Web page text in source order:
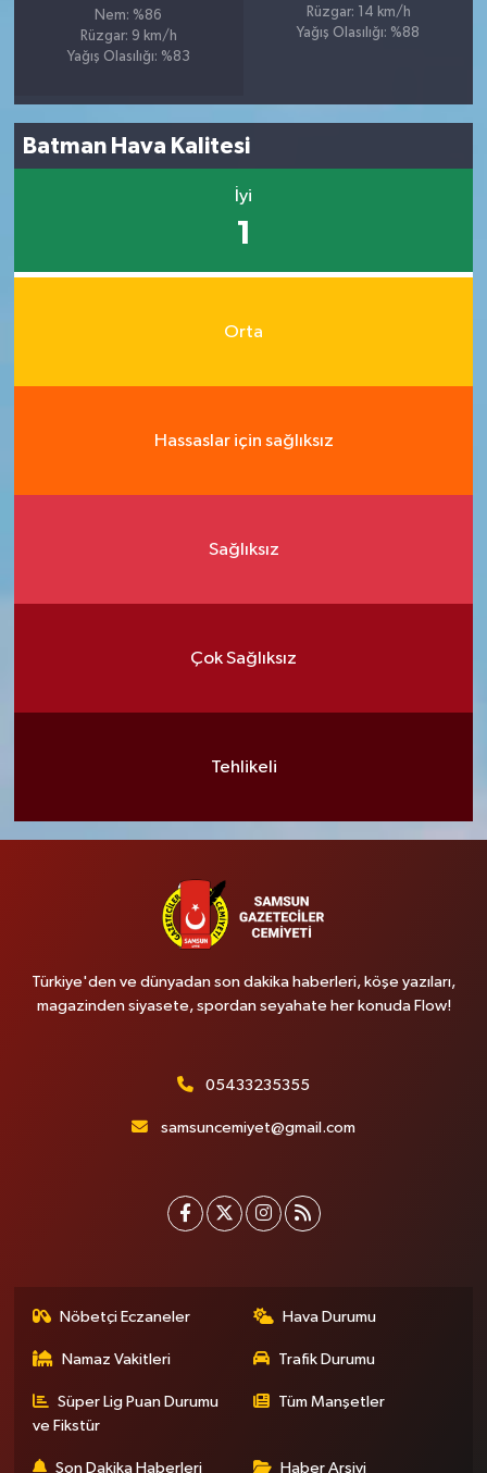
Nem: %86
Rüzgar: 9 km/h
Yağış Olasılığı: %83
Rüzgar: 14 km/h
Yağış Olasılığı: %88
Batman Hava Kalitesi
İyi
1
Orta
Hassaslar için sağlıksız
Sağlıksız
Çok Sağlıksız
Tehlikeli
Türkiye'den ve dünyadan son dakika haberleri, köşe yazıları,
magazinden siyasete, spordan seyahate her konuda Flow!
05433235355
samsuncemiyet@gmail.com
Nöbetçi Eczaneler Hava Durumu
Namaz Vakitleri Trafik Durumu
Süper Lig Puan Durumu
ve Fikstür
Tüm Manşetler
Son Dakika Haberleri Haber Arşivi